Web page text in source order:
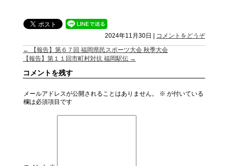
2024年11月30日
コメントをどうぞ
←
【報告】第６７回 福岡県民スポーツ大会 秋季大会
【報告】第１１回市町村対抗 福岡駅伝 →
コメントを残す
メールアドレスが公開されることはありません。 ※ が付いている
欄は必須項目です